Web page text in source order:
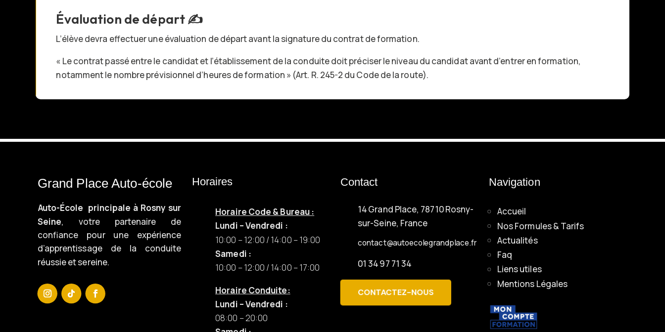
Évaluation de départ ✍️
L’élève devra effectuer une évaluation de départ avant la signature du contrat de formation.
« Le contrat passé entre le candidat et l’établissement de la conduite doit préciser le niveau du candidat avant d’entrer en formation,
notamment le nombre prévisionnel d’heures de formation » (Art. R. 245-2 du Code de la route).
Grand Place Auto-école
Auto-École principale à Rosny sur
Seine, votre partenaire de
confiance pour une expérience
d’apprentissage de la conduite
réussie et sereine.
Horaires
Horaire Code & Bureau :
Lundi – Vendredi :
10:00 – 12:00 / 14:00 – 19:00
Samedi :
10:00 – 12:00 / 14:00 – 17:00
Horaire Conduite:
Lundi – Vendredi :
08:00 – 20:00
Contact
14 Grand Place, 78710 Rosny-
sur-Seine, France
contact@autoecolegrandplace.fr
01 34 97 71 34
CONTACTEZ-NOUS
Navigation
Accueil
Nos Formules & Tarifs
Actualités
Faq
Liens utiles
Mentions Légales